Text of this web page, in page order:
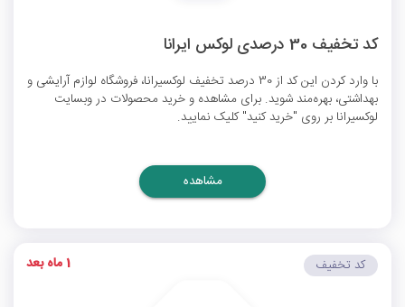
کد تخفیف 30 درصدی لوکس ایرانا
با وارد کردن این کد از 30 درصد تخفیف لوکسیرانا، فروشگاه لوازم آرایشی و
بهداشتی، بهره‌مند شوید. برای مشاهده و خرید محصولات در وبسایت
لوکسیرانا بر روی "خرید کنید" کلیک نمایید.
مشاهده
کد تخفیف 1 ماه بعد